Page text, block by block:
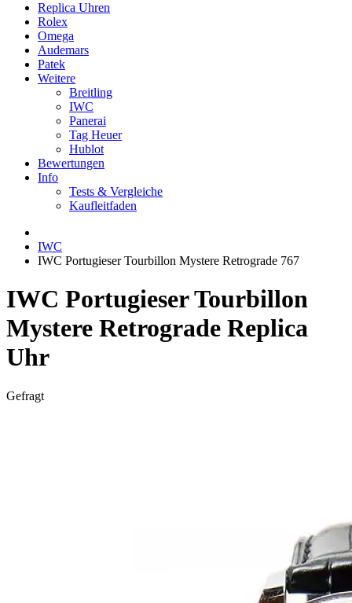
Replica Uhren
Rolex
Omega
Audemars
Patek
Weitere
Breitling
IWC
Panerai
Tag Heuer
Hublot
Bewertungen
Info
Tests & Vergleiche
Kaufleitfaden
IWC
IWC Portugieser Tourbillon Mystere Retrograde 767
IWC Portugieser Tourbillon
Mystere Retrograde Replica
Uhr
Gefragt